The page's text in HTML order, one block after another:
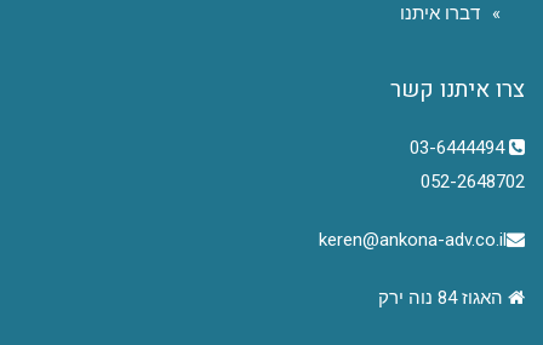
דברו איתנו
צרו איתנו קשר
03-6444494
052-2648702
keren@ankona-adv.co.il
האגוז 84 נוה ירק